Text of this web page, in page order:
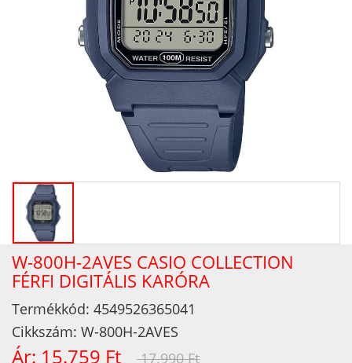
W-800H-2AVES CASIO COLLECTION
FÉRFI DIGITÁLIS KARÓRA
Termékkód: 4549526365041
Cikkszám: W-800H-2AVES
Ár: 15.759 Ft 17.990 Ft